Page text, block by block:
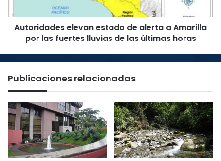
las
fuertes
lluvias
horas
Autoridades elevan estado de alerta a Amarilla
por las fuertes lluvias de las últimas horas
Publicaciones relacionadas